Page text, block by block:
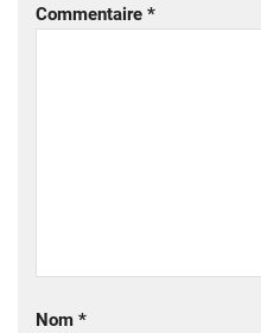
Commentaire *
Nom *